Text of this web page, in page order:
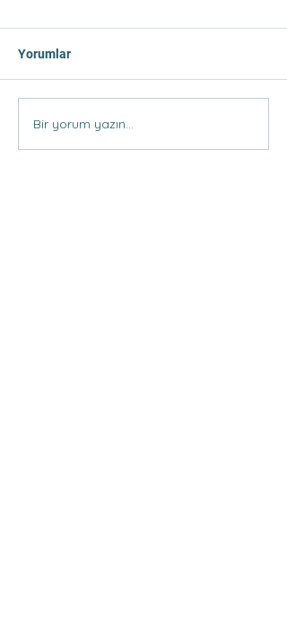
Tercihte Yapılan Hatalar
Yorumlar
Bir yorum yazın...